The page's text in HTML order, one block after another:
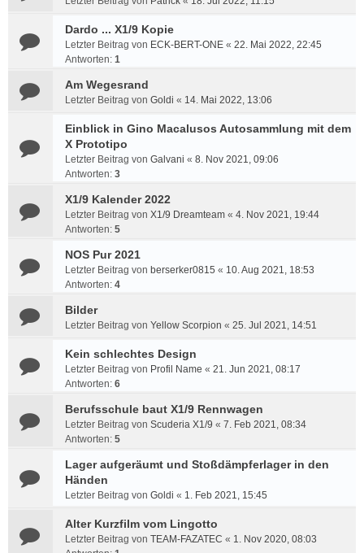
Dardo ... X1/9 Kopie
Letzter Beitrag von ECK-BERT-ONE « 22. Mai 2022, 22:45
Antworten: 1
Am Wegesrand
Letzter Beitrag von Goldi « 14. Mai 2022, 13:06
Einblick in Gino Macalusos Autosammlung mit dem
X Prototipo
Letzter Beitrag von Galvani « 8. Nov 2021, 09:06
Antworten: 3
X1/9 Kalender 2022
Letzter Beitrag von X1/9 Dreamteam « 4. Nov 2021, 19:44
Antworten: 5
NOS Pur 2021
Letzter Beitrag von berserker0815 « 10. Aug 2021, 18:53
Antworten: 4
Bilder
Letzter Beitrag von Yellow Scorpion « 25. Jul 2021, 14:51
Kein schlechtes Design
Letzter Beitrag von Profil Name « 21. Jun 2021, 08:17
Antworten: 6
Berufsschule baut X1/9 Rennwagen
Letzter Beitrag von Scuderia X1/9 « 7. Feb 2021, 08:34
Antworten: 5
Lager aufgeräumt und Stoßdämpferlager in den
Händen
Letzter Beitrag von Goldi « 1. Feb 2021, 15:45
Alter Kurzfilm vom Lingotto
Letzter Beitrag von TEAM-FAZATEC « 1. Nov 2020, 08:03